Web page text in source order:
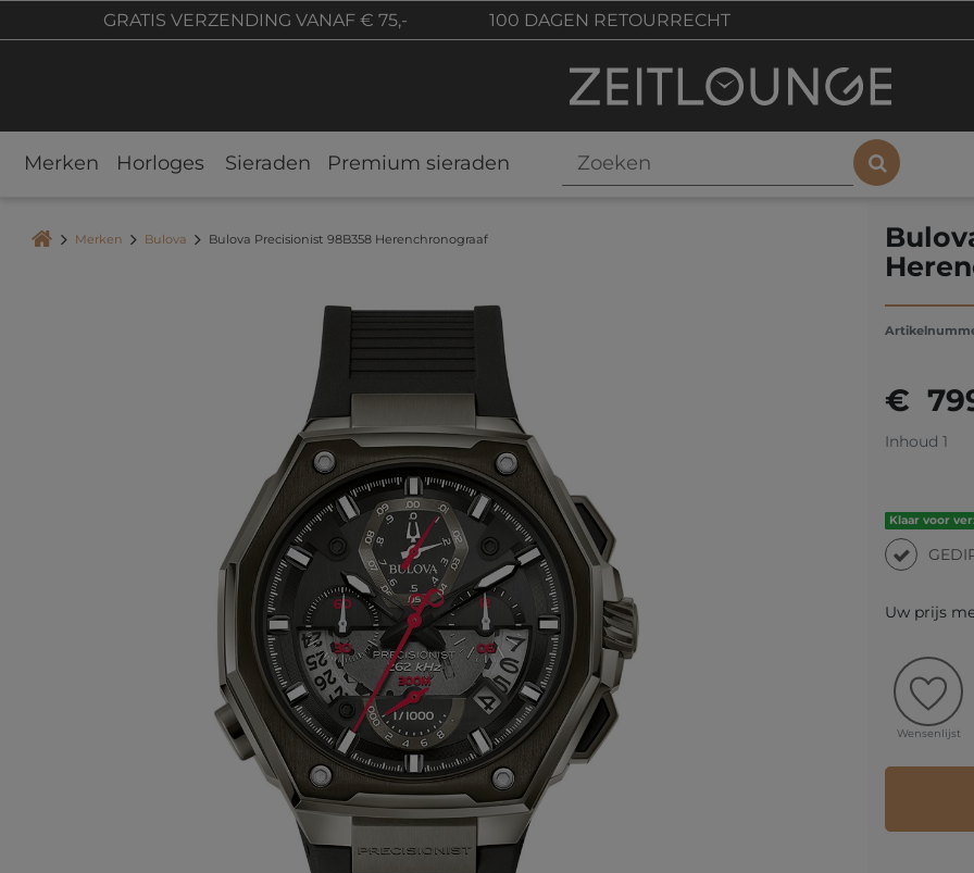
GRATIS VERZENDING VANAF € 75,- 100 DAGEN RETOURRECHT
Merken Horloges Sieraden Premium sieraden
Merken Bulova Bulova Precisionist 98B358 Herenchronograaf
€
Inhoud 1
Klaar voor
Uw prijs
Wensenlijst